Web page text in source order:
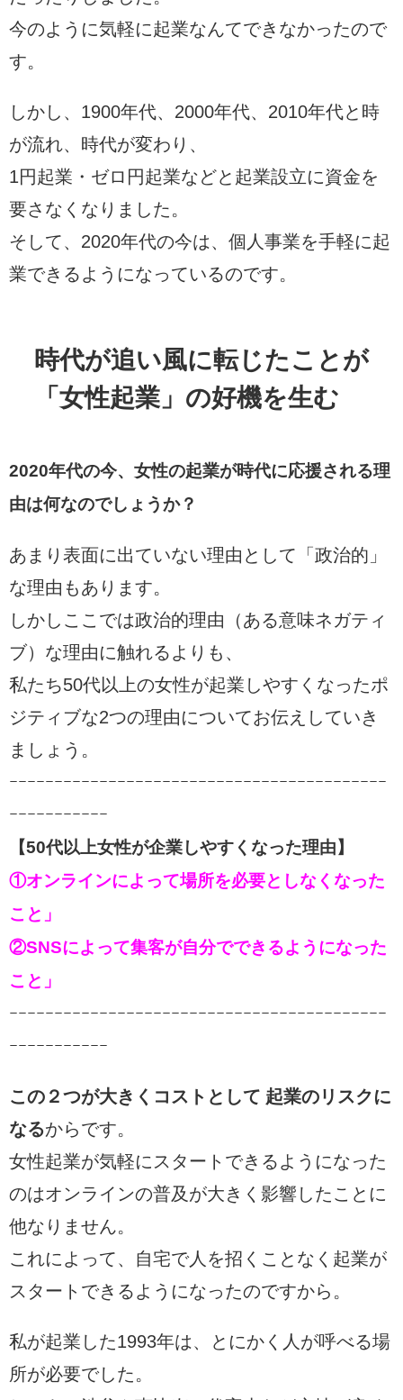
今のように気軽に起業なんてできなかったので
す。
しかし、1900年代、2000年代、2010年代と時
が流れ、時代が変わり、
1円起業・ゼロ円起業などと起業設立に資金を
要さなくなりました。
そして、2020年代の今は、個人事業を手軽に起
業できるようになっているのです。
時代が追い風に転じたことが
「女性起業」の好機を生む
2020年代の今、女性の起業が時代に応援される理
由は何なのでしょうか？
あまり表面に出ていない理由として「政治的」
な理由もあります。
しかしここでは政治的理由（ある意味ネガティ
ブ）な理由に触れるよりも、
私たち50代以上の女性が起業しやすくなったポ
ジティブな2つの理由についてお伝えしていき
ましょう。
ｰｰｰｰｰｰｰｰｰｰｰｰｰｰｰｰｰｰｰｰｰｰｰｰｰｰｰｰｰｰｰｰｰｰｰｰｰｰｰｰｰｰ
ｰｰｰｰｰｰｰｰｰｰｰ
【50代以上女性が企業しやすくなった理由】
①オンラインによって場所を必要としなくなった
こと」
②SNSによって集客が自分でできるようになった
こと」
ｰｰｰｰｰｰｰｰｰｰｰｰｰｰｰｰｰｰｰｰｰｰｰｰｰｰｰｰｰｰｰｰｰｰｰｰｰｰｰｰｰｰ
ｰｰｰｰｰｰｰｰｰｰｰ
この２つが大きくコストとして 起業のリスクに
なるからです。
女性起業が気軽にスタートできるようになった
のはオンラインの普及が大きく影響したことに
他なりません。
これによって、自宅で人を招くことなく起業が
スタートできるようになったのですから。
私が起業した1993年は、とにかく人が呼べる場
所が必要でした。